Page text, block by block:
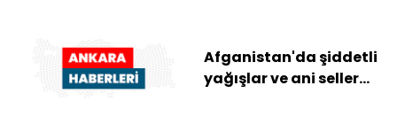
Afganistan'da şiddetli
yağışlar ve ani seller